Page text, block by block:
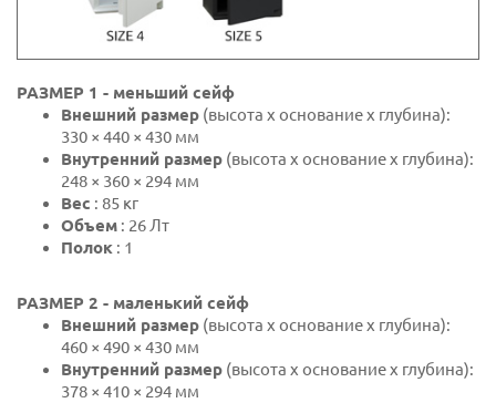
РАЗМЕР 1 - меньший сейф
Внешний размер (высота х основание х глубина):
330 × 440 × 430 мм
Внутренний размер (высота х основание х глубина):
248 × 360 × 294 мм
Вес : 85 кг
Объем : 26 Лт
Полок : 1
РАЗМЕР 2 - маленький сейф
Внешний размер (высота х основание х глубина):
460 × 490 × 430 мм
Внутренний размер (высота х основание х глубина):
378 × 410 × 294 мм